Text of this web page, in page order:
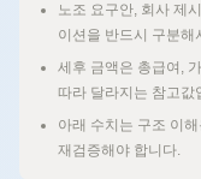
노조 요구안, 회사 제
이션을 반드시 구분해
세후 금액은 총급여,
따라 달라지는 참고값
아래 수치는 구조 이
재검증해야 합니다.